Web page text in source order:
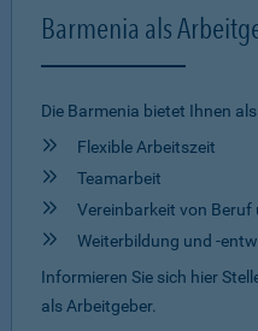
Barmenia als
Die Barmenia bietet Ihnen
Flexible Arbeitszeit
Teamarbeit
Vereinbarkeit von Beruf
Weiterbildung und -
Informieren Sie sich hier
als Arbeitgeber.